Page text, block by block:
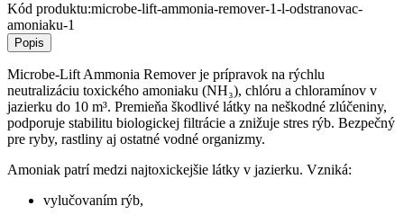
Kód produktu:microbe-lift-ammonia-remover-1-l-odstranovac-
amoniaku-1
Popis
Microbe-Lift Ammonia Remover je prípravok na rýchlu
neutralizáciu toxického amoniaku (NH₃), chlóru a chloramínov v
jazierku do 10 m³. Premieňa škodlivé látky na neškodné zlúčeniny,
podporuje stabilitu biologickej filtrácie a znižuje stres rýb. Bezpečný
pre ryby, rastliny aj ostatné vodné organizmy.
Amoniak patrí medzi najtoxickejšie látky v jazierku. Vzniká:
vylučovaním rýb,